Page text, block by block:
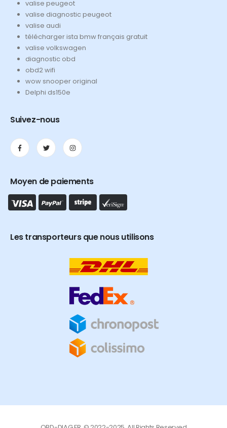
valise peugeot
valise diagnostic peugeot
valise audi
télécharger ista bmw français gratuit
valise volkswagen
diagnostic obd
obd2 wifi
wow snooper original
Delphi ds150e
Suivez-nous
Moyen de paiements
Les transporteurs que nous utilisons